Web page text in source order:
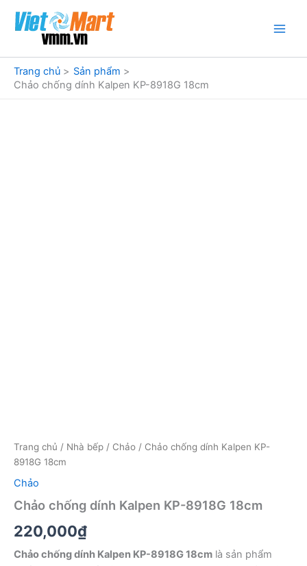
dung
Trang chủ
Sản phẩm
Chảo chống dính Kalpen KP-8918G 18cm
Trang chủ / Nhà bếp / Chảo / Chảo chống dính Kalpen KP-
8918G 18cm
Chảo
Chảo chống dính Kalpen KP-8918G 18cm
220,000₫
Chảo chống dính Kalpen KP-8918G 18cm là sản phẩm